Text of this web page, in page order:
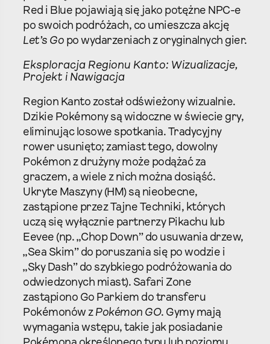
Red i Blue pojawiają się jako potężne NPC-e
po swoich podróżach, co umieszcza akcję
Let’s Go po wydarzeniach z oryginalnych gier.
Eksploracja Regionu Kanto: Wizualizacje,
Projekt i Nawigacja
Region Kanto został odświeżony wizualnie.
Dzikie Pokémony są widoczne w świecie gry,
eliminując losowe spotkania. Tradycyjny
rower usunięto; zamiast tego, dowolny
Pokémon z drużyny może podążać za
graczem, a wiele z nich można dosiąść.
Ukryte Maszyny (HM) są nieobecne,
zastąpione przez Tajne Techniki, których
uczą się wyłącznie partnerzy Pikachu lub
Eevee (np. „Chop Down” do usuwania drzew,
„Sea Skim” do poruszania się po wodzie i
„Sky Dash” do szybkiego podróżowania do
odwiedzonych miast). Safari Zone
zastąpiono Go Parkiem do transferu
Pokémonów z Pokémon GO. Gymy mają
wymagania wstępu, takie jak posiadanie